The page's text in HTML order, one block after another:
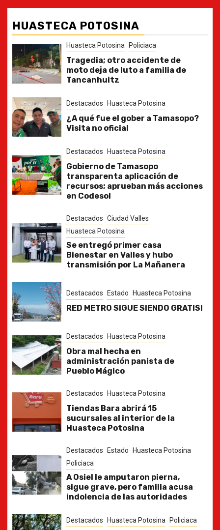
HUASTECA POTOSINA
Huasteca Potosina Policiaca
Tragedia; otro accidente de
moto deja de luto a familia de
Tancanhuitz
Destacados Huasteca Potosina
¿A qué fue el gober a Tamasopo?
Visita no oficial
Destacados Huasteca Potosina
Gobierno de Tamasopo
transparenta aplicación de
recursos; aprueban más acciones
en Codesol
Destacados Ciudad Valles
Huasteca Potosina
Se entregó primer casa
Bienestar en Valles y hubo
transmisión por La Mañanera
Destacados Estado Huasteca Potosina
RED METRO SIGUE SIENDO GRATIS!
Destacados Huasteca Potosina
Obra mal hecha en
administración panista de
Pueblo Mágico
Destacados Huasteca Potosina
Tiendas Bara abrirá 15
sucursales al interior de la
Huasteca Potosina
Destacados Estado
Huasteca Potosina
Policiaca
A Osiel le amputaron pierna,
sigue grave, pero familia acusa
indolencia de las autoridades
Destacados Huasteca Potosina Policiaca